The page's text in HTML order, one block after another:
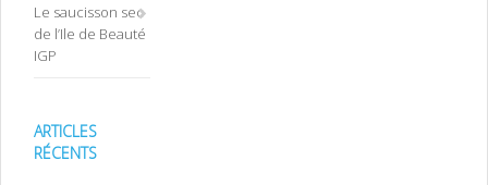
Le saucisson sec
de l’Ile de Beauté
IGP
ARTICLES
RÉCENTS